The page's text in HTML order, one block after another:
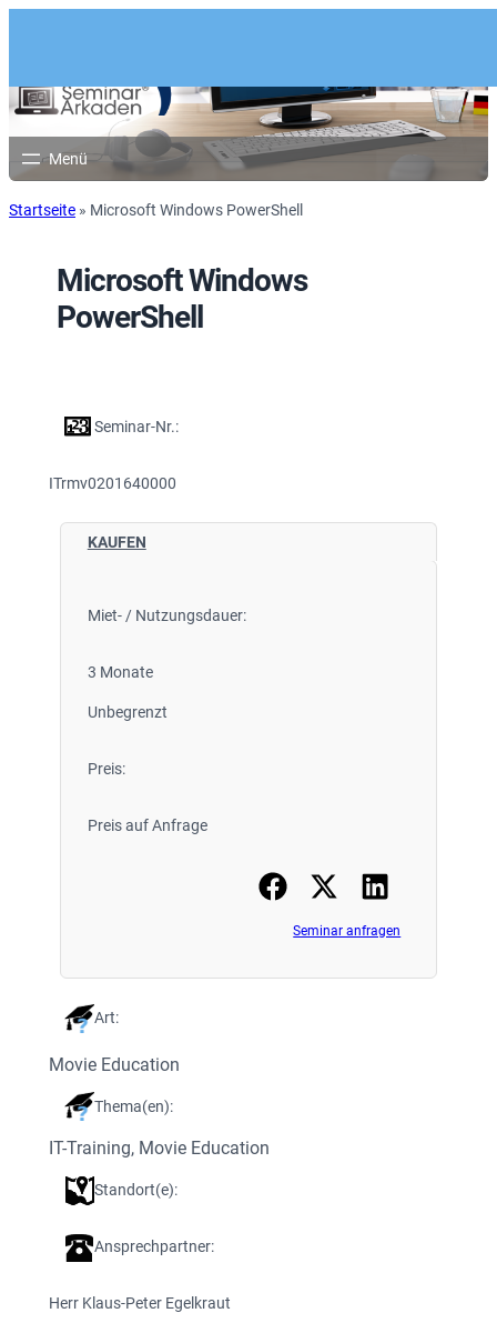
Startseite » Microsoft Windows PowerShell
Microsoft Windows
PowerShell
Seminar-Nr.:
ITrmv0201640000
KAUFEN
Miet- / Nutzungsdauer:
3 Monate
Unbegrenzt
Preis:
Preis auf Anfrage
Seminar anfragen
Art:
Movie Education
Thema(en):
IT-Training, Movie Education
Standort(e):
Ansprechpartner:
Herr Klaus-Peter Egelkraut